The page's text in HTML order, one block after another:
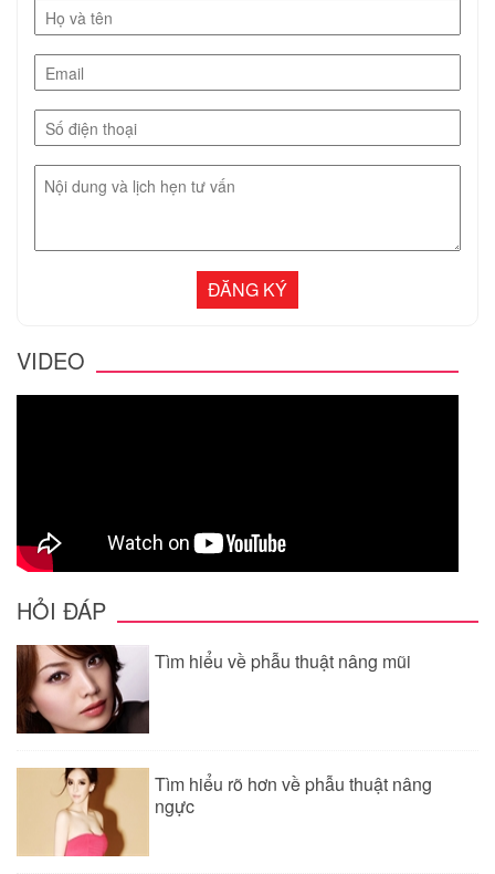
VIDEO
HỎI ĐÁP
Tìm hiểu về phẫu thuật nâng mũi
Tìm hiểu rõ hơn về phẫu thuật nâng
ngực